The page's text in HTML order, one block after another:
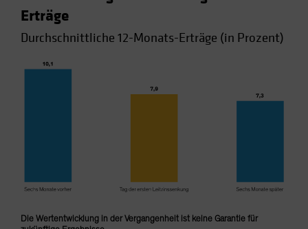
Erträge
Durchschnittliche 12-Monats-Erträge (in Prozent)
Die Wertentwicklung in der Vergangenheit ist keine Garantie für